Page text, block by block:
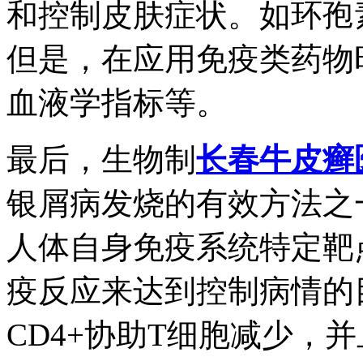
和控制皮肤症状。如环
但是，在应用免疫类药
血液学指标等。
最后，生物制 长春牛皮癣
银屑病发烧的有效方法
人体自身免疫系统特定
疫反应来达到控制病情
CD4+协助T细胞减少，